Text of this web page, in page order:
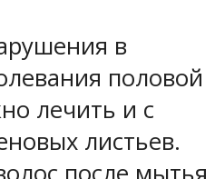
в
половой
лечить и с
листьев.